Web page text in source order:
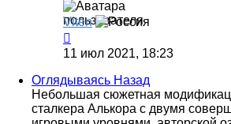
Viten
11 июл 2021, 18:23
Оглядываясь Назад
Небольшая сюжетная
сталкера Алькора с двумя